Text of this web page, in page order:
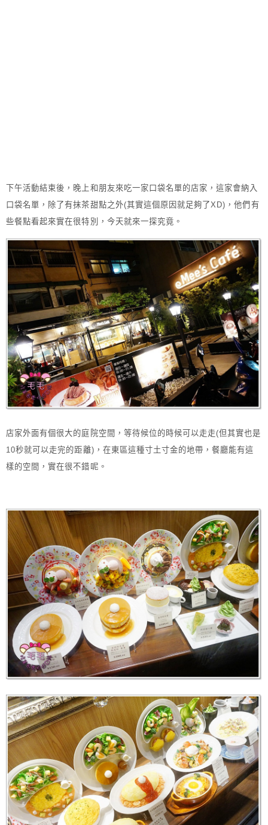
下午活動結束後，晚上和朋友來吃一家口袋名單的店家，這家會納入
口袋名單，除了有抹茶甜點之外(其實這個原因就足夠了XD)，他們有
些餐點看起來實在很特別，今天就來一探究竟。
店家外面有個很大的庭院空間，等待候位的時候可以走走(但其實也是
10秒就可以走完的距離)，在東區這種寸土寸金的地帶，餐廳能有這
樣的空間，實在很不錯呢。